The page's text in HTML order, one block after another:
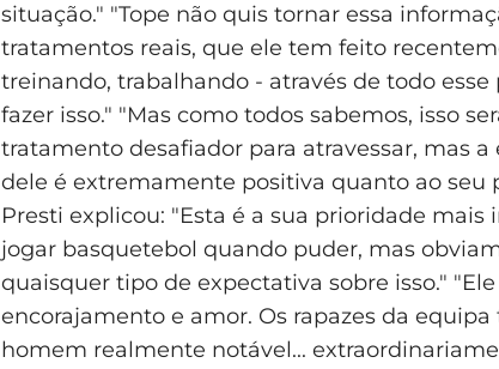
situação." "Tope não quis tornar essa
tratamentos reais, que ele tem feito
treinando, trabalhando - através de todo
fazer isso." "Mas como todos sabemos, isso
tratamento desafiador para atravessar, mas
dele é extremamente positiva quanto ao seu
Presti explicou: "Esta é a sua prioridade mais
jogar basquetebol quando puder, mas
quaisquer tipo de expectativa sobre isso."
encorajamento e amor. Os rapazes da
homem realmente notável...